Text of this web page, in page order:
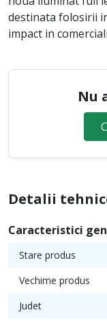
destinata folosirii
impact in
Nu
Detalii
Caracteristici
Stare produs
Vechime produs
Judet